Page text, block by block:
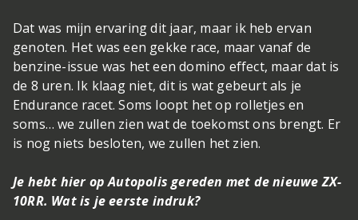
Dat was mijn ervaring dit jaar, maar ik heb ervan
genoten. Het was een gekke race, maar vanaf de
benzine-issue was het een domino effect, maar dat is
de 8 uren. Ik klaag niet, dit is wat gebeurt als je
Endurance racet. Soms loopt het op rolletjes en
soms… we zullen zien wat de toekomst ons brengt. Er
is nog niets besloten, we zullen het zien.
Je hebt hier op Autopolis gereden met de nieuwe ZX-
10RR. Wat is je eerste indruk?